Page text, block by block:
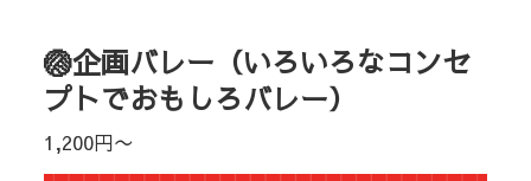
🏐企画バレー（いろいろなコンセ
プトでおもしろバレー）
1,200円〜